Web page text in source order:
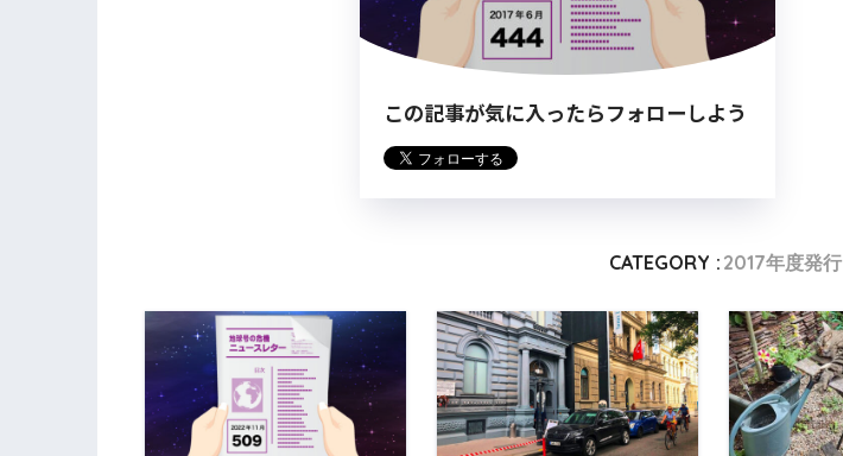
この記事が気に入ったらフォローしよう
CATEGORY : 2017年度発行